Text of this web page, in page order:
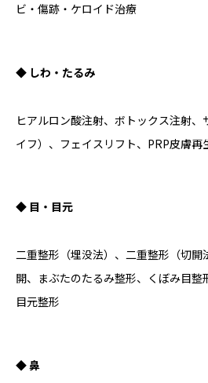
ビ・傷跡・ケロイド治療
◆ しわ・たるみ
ヒアルロン酸注射、ボトックス注射
イフ）、フェイスリフト、PRP皮膚
◆ 目・目元
二重整形（埋没法）、二重整形（切開
開、まぶたのたるみ整形、くぼみ目整
目元整形
◆ 鼻